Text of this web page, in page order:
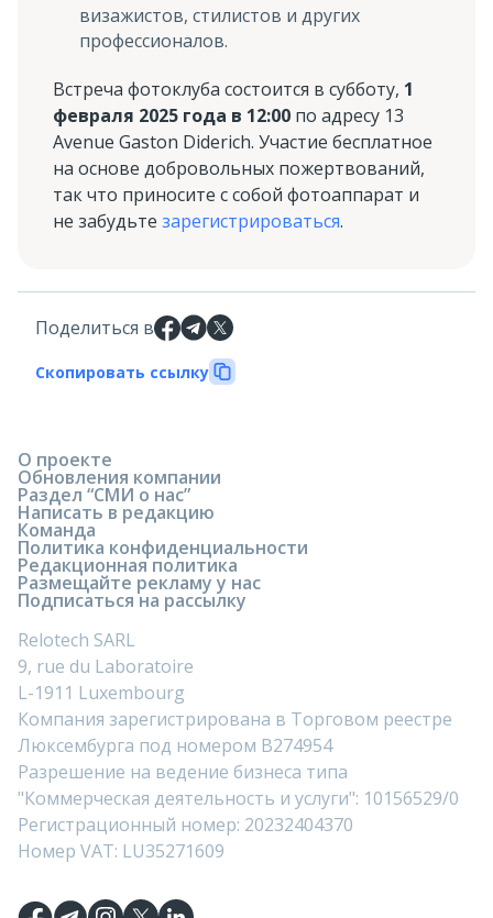
визажистов, стилистов и других
профессионалов.
Встреча фотоклуба состоится в субботу, 1
февраля 2025 года в 12:00 по адресу 13
Avenue Gaston Diderich. Участие бесплатное
на основе добровольных пожертвований,
так что приносите с собой фотоаппарат и
не забудьте зарегистрироваться.
Поделиться в
Скопировать ссылку
О проекте
Обновления компании
Раздел “СМИ о нас”
Написать в редакцию
Команда
Политика конфиденциальности
Редакционная политика
Размещайте рекламу у нас
Подписаться на рассылку
Relotech SARL
9, rue du Laboratoire
L-1911 Luxembourg
Компания зарегистрирована в Торговом реестре
Люксембурга под номером B274954
Разрешение на ведение бизнеса типа
"Коммерческая деятельность и услуги": 10156529/0
Регистрационный номер: 20232404370
Номер VAT: LU35271609